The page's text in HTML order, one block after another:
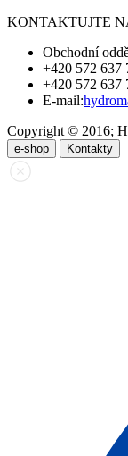
KONTAKTUJTE
Obchodní
+420 572 637
+420 572 637
E-mail:
Copyright © 2016;
e-shop Kontakty